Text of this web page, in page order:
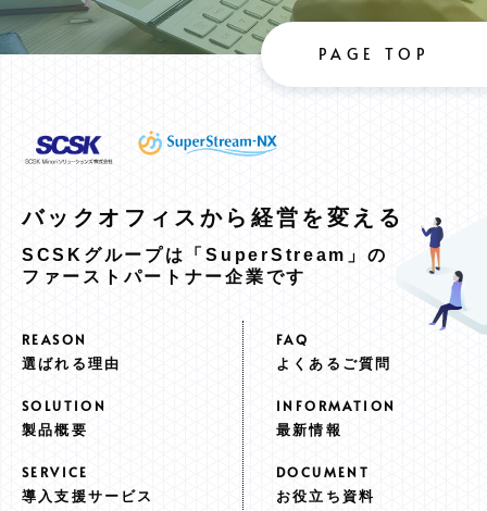
PAGE TOP
バックオフィスから 経営を変える
SCSKグループは「SuperStream」の
ファーストパートナー企業です
選ばれる理由
製品概要
導入支援サービス
よくあるご質問
最新情報
お役立ち資料